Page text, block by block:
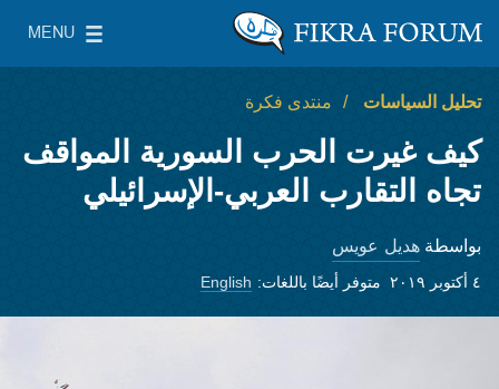
معهد واشنطن لسياسات الشرق الأدنى
MENU
Main Menu
تحليل السياسات منتدى فكرة
كيف غيرت الحرب السورية المواقف
تجاه التقارب العربي-الإسرائيلي
بواسطة هديل عويس
٤ أكتوبر ٢٠١٩ متوفر أيضًا باللغات: English